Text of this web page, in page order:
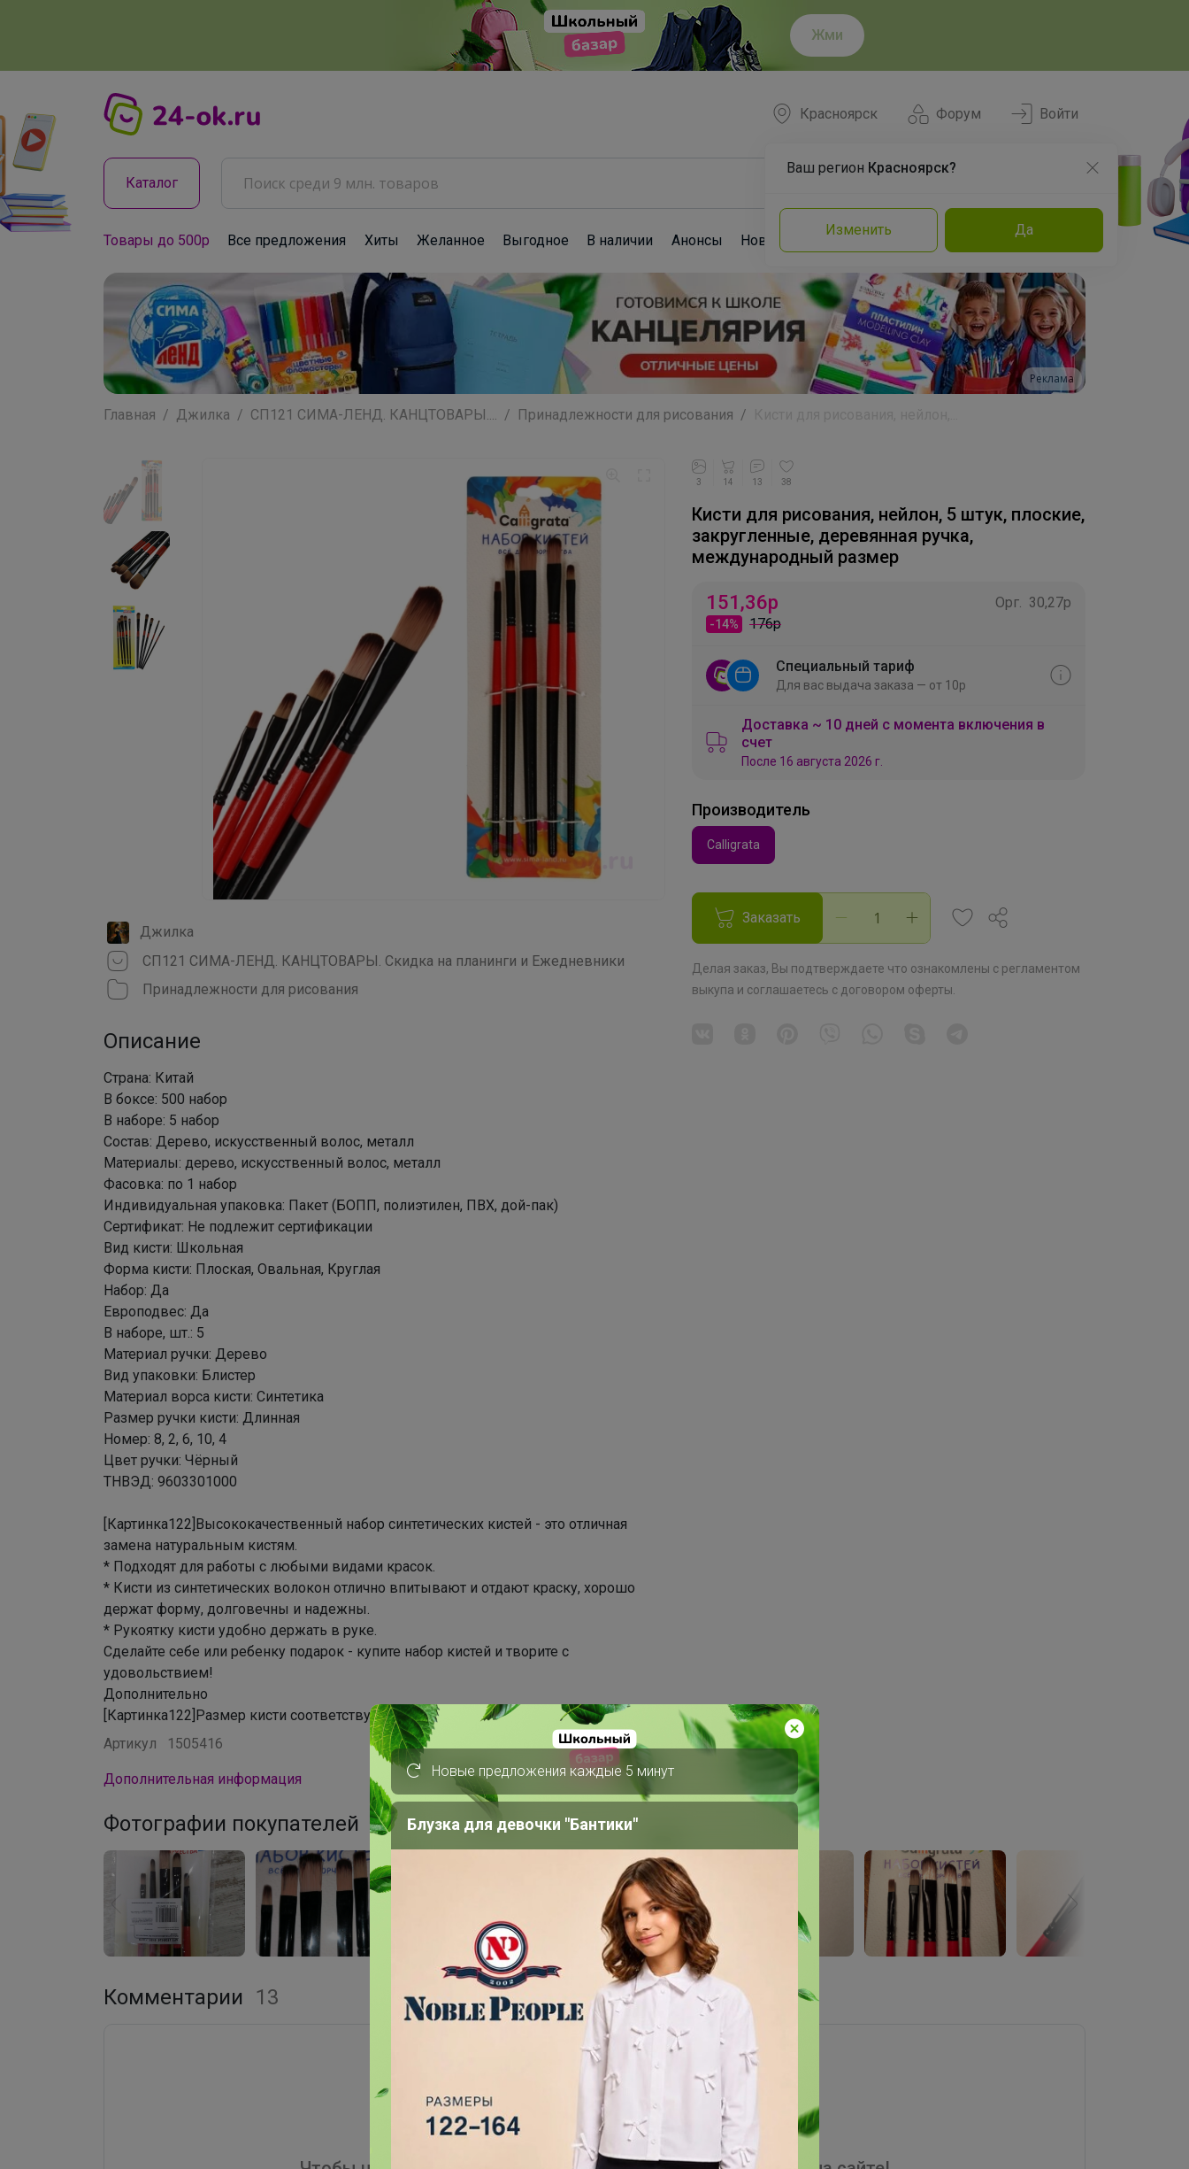
Жми
Форум
Красноярск
Ваш регион Красноярск?
Изменить Да
Войти
Каталог
Товары до 500р Все предложения Хиты Желанное Выгодное В наличии Анонсы Новости Команда Эксперты
Реклама
Главная Джилка СП121 СИМА-ЛЕНД. КАНЦТОВАРЫ.... Принадлежности для рисования
Джилка
СП121 СИМА-ЛЕНД. КАНЦТОВАРЫ. Скидка на планинги и Ежедневники
Принадлежности для рисования
Описание
Страна: Китай
В боксе: 500 набор
В наборе: 5 набор
Состав: Дерево, искусственный волос, металл
Материалы: дерево, искусственный волос, металл
Фасовка: по 1 набор
Индивидуальная упаковка: Пакет (БОПП, полиэтилен, ПВХ, дой-пак)
Сертификат: Не подлежит сертификации
Вид кисти: Школьная
Форма кисти: Плоская, Овальная, Круглая
Набор: Да
Европодвес: Да
В наборе, шт.: 5
Материал ручки: Дерево
Вид упаковки: Блистер
Материал ворса кисти: Синтетика
Размер ручки кисти: Длинная
Номер: 8, 2, 6, 10, 4
Цвет ручки: Чёрный
ТНВЭД: 9603301000
[Картинка122]Высококачественный набор синтетических кистей - это отличная
замена натуральным кистям.
* Подходят для работы с любыми видами красок.
* Кисти из синтетических волокон отлично впитывают и отдают краску, хорошо
держат форму, долговечны и надежны.
* Рукоятку кисти удобно держать в руке.
Сделайте себе или ребенку подарок - купите набор кистей и творите с
удовольствием!
Дополнительно
[Картинка122] Размер кисти соответствует международному стандарту в таблице.
Артикул
1505416
Дополнительная информация
3 14 13 38
Кисти для рисования, нейлон, 5 штук, плоские,
закругленные, деревянная ручка,
международный размер
151,36р
-14% 176р
Орг. 30,27р
Специальный тариф
Для вас выдача заказа — от 10р
Доставка ~ 10 дней с момента включения в
счет
После 16 августа 2026 г.
Производитель
Calligrata
Заказать
Делая заказ, Вы подтверждаете что ознакомлены с регламентом
выкупа и соглашаетесь с договором оферты
Фотографии покупателей 10
Комментарии 13
Новые предложения каждые 5 минут
Блузка для девочки "Бантики"